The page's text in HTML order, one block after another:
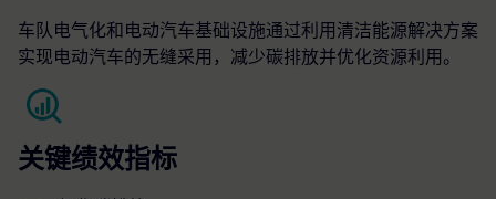
车队电气化和电动汽车基础设施通过利用清洁能源解决方案
实现电动汽车的无缝采用，减少碳排放并优化资源利用。
关键绩效指标